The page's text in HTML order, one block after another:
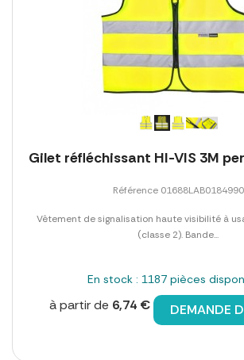
Gilet réfléchissant HI-VIS 3M
Référence 01688LAB0184990
Vêtement de signalisation haute visibilité à
(classe 2). Bande...
En stock : 1187 pièces
à partir de 6,74 € DEMANDE